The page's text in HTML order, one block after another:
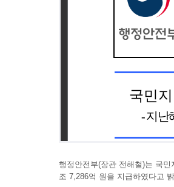
행정안전부(장관 전해철)는 국
조 7,286억 원을 지급하였다고